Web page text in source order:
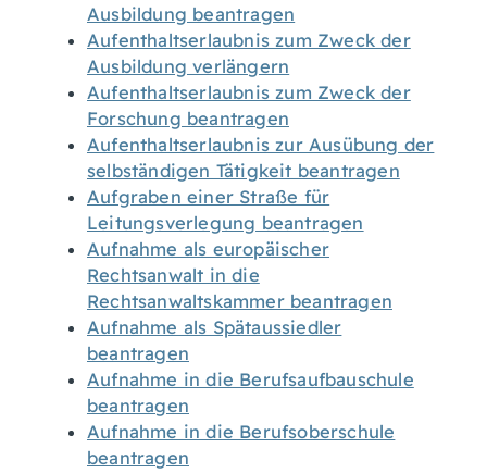
Ausbildung beantragen
Aufenthaltserlaubnis zum Zweck der
Ausbildung verlängern
Aufenthaltserlaubnis zum Zweck der
Forschung beantragen
Aufenthaltserlaubnis zur Ausübung der
selbständigen Tätigkeit beantragen
Aufgraben einer Straße für
Leitungsverlegung beantragen
Aufnahme als europäischer
Rechtsanwalt in die
Rechtsanwaltskammer beantragen
Aufnahme als Spätaussiedler
beantragen
Aufnahme in die Berufsaufbauschule
beantragen
Aufnahme in die Berufsoberschule
beantragen